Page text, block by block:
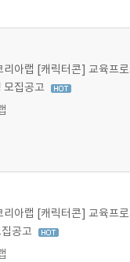
아랩 [캐릭터콘] 교육프로
모집공고
아랩 [캐릭터콘] 교육프
공고